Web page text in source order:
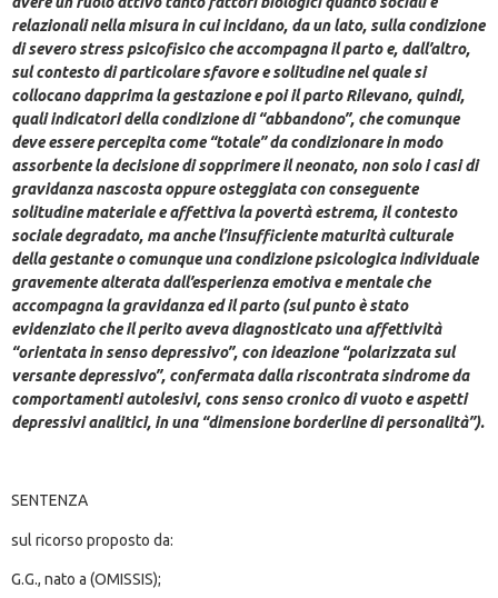
relazionali nella misura in cui incidano, da un lato, sulla condizione
di severo stress psicofisico che accompagna il parto e, dall’altro,
sul contesto di particolare sfavore e solitudine nel quale si
collocano dapprima la gestazione e poi il parto Rilevano, quindi,
quali indicatori della condizione di “abbandono”, che comunque
deve essere percepita come “totale” da condizionare in modo
assorbente la decisione di sopprimere il neonato, non solo i casi di
gravidanza nascosta oppure osteggiata con conseguente
solitudine materiale e affettiva la povertà estrema, il contesto
sociale degradato, ma anche l’insufficiente maturità culturale
della gestante o comunque una condizione psicologica individuale
gravemente alterata dall’esperienza emotiva e mentale che
accompagna la gravidanza ed il parto (sul punto è stato
evidenziato che il perito aveva diagnosticato una affettività
“orientata in senso depressivo”, con ideazione “polarizzata sul
versante depressivo”, confermata dalla riscontrata sindrome da
comportamenti autolesivi, cons senso cronico di vuoto e aspetti
depressivi analitici, in una “dimensione borderline di personalità”).
SENTENZA
sul ricorso proposto da:
G.G., nato a (OMISSIS);